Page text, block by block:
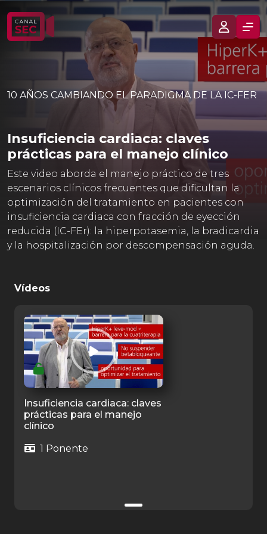
10 AÑOS CAMBIANDO EL PARADIGMA DE LA IC-FER
Insuficiencia cardiaca: claves
prácticas para el manejo clínico
Este video aborda el manejo práctico de tres
escenarios clínicos frecuentes que dificultan la
optimización del tratamiento en pacientes con
insuficiencia cardiaca con fracción de eyección
reducida (IC-FEr): la hiperpotasemia, la bradicardia
y la hospitalización por descompensación aguda.
Vídeos
Insuficiencia cardiaca: claves
prácticas para el manejo
clínico
1 Ponente